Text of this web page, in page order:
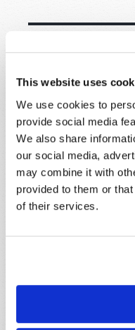
This website uses
We use cookies to
provide social media
We also share
our social media,
may combine it with
provided to them or
of their services.
COMPARTILHE
CONOSCO!
Devido ao volume,
responder
formulário abaixo.
assistência mais
"Fale Conosco".
*